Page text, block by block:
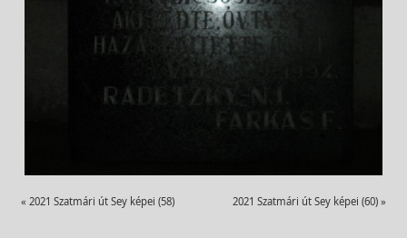
« 2021 Szatmári út Sey képei (58) 2021 Szatmári út Sey képei (60) »